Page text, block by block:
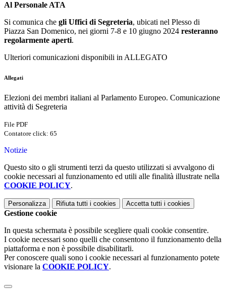
Al Personale ATA
Si comunica che gli Uffici di Segreteria, ubicati nel Plesso di
Piazza San Domenico, nei giorni 7-8 e 10 giugno 2024 resteranno
regolarmente aperti.
Ulteriori comunicazioni disponibili in ALLEGATO
Allegati
Elezioni dei membri italiani al Parlamento Europeo. Comunicazione
attività di Segreteria
File PDF
Contatore click: 65
Notizie
Questo sito o gli strumenti terzi da questo utilizzati si avvalgono di
cookie necessari al funzionamento ed utili alle finalità illustrate nella
COOKIE POLICY.
Personalizza Rifiuta tutti i cookies Accetta tutti i cookies
Gestione cookie
In questa schermata è possibile scegliere quali cookie consentire.
I cookie necessari sono quelli che consentono il funzionamento della
piattaforma e non è possibile disabilitarli.
Per conoscere quali sono i cookie necessari al funzionamento potete
visionare la COOKIE POLICY.